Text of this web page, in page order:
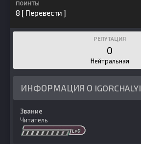
ПОИНТЫ
8 [ Перевести ]
РЕПУТАЦИЯ
0
Нейтральная
ИНФОРМАЦИЯ О IGORCHALYI
Звание
Читатель